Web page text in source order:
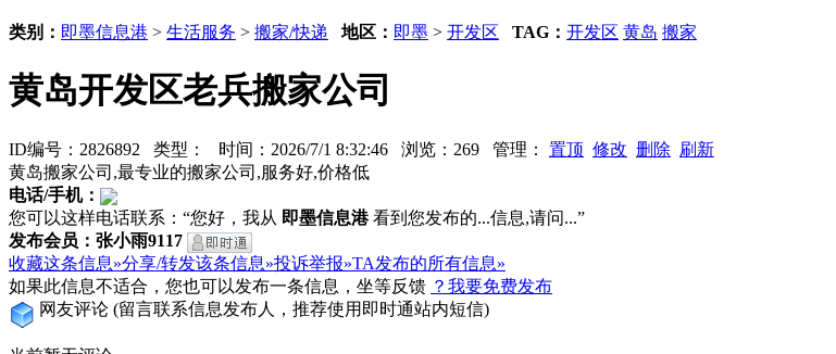
类别： 即墨信息港 > 生活服务 > 搬家/快递 地区： 即墨 > 开发区 TAG： 开发区 黄岛 搬家
黄岛开发区老兵搬家公司
ID编号：2826892 类型： 时间：2026/7/1 8:32:46 浏览：269 管理： 置顶 修改 删除 刷新
黄岛搬家公司,最专业的搬家公司,服务好,价格低
电话/手机：
您可以这样电话联系：“您好，我从 即墨信息港看到您发布的...信息,请问...”
发布会员：张小雨9117
收藏这条信息»分享/转发该条信息»投诉举报»TA发布的所有信息»
如果此信息不适合，您也可以发布一条信息，坐等反馈 ？我要免费发布
网友评论 (留言联系信息发布人，推荐使用即时通站内短信)